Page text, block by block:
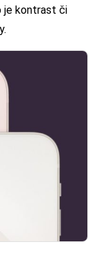
je kontrast či